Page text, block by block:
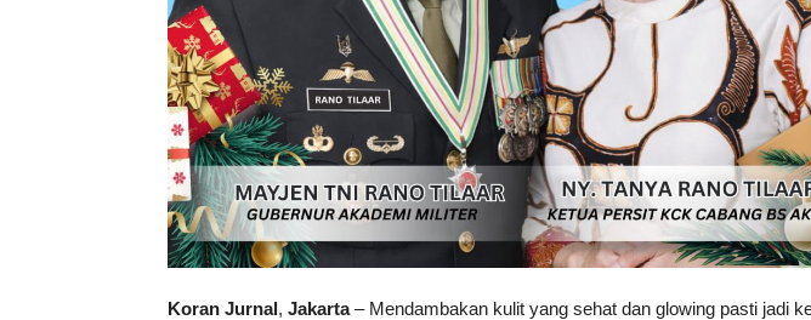
Koran Jurnal, Jakarta– Mendambakan kulit yang sehat dan glowing pasti jadi